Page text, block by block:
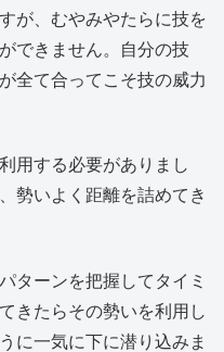
が、むやみやたらに技を
できません。自分の技
全て合ってこそ技の威力
用する必要がありまし
勢いよく距離を詰めてき
ターンを把握してタイミ
きたらその勢いを利用し
に一気に下に潜り込みま